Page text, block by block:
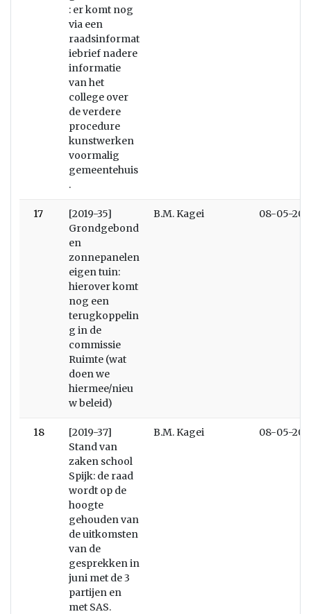
: er komt nog
via een
raadsinformat
iebrief nadere
informatie
van het
college over
de verdere
procedure
kunstwerken
voormalig
gemeentehuis
.
17
[2019-35]
Grondgebond
en
zonnepanelen
eigen tuin:
hierover komt
nog een
terugkoppelin
g in de
commissie
Ruimte (wat
doen we
hiermee/nieu
w beleid)
B.M. Kagei 08-05-
18
[2019-37]
Stand van
zaken school
Spijk: de raad
wordt op de
hoogte
gehouden van
de uitkomsten
van de
gesprekken in
juni met de 3
partijen en
met SAS.
B.M. Kagei 08-05-